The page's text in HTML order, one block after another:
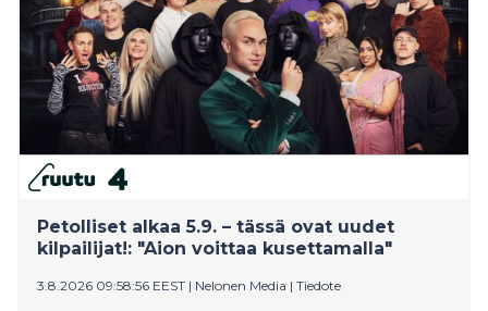
omaehtoinen Sesemann oli modernin ajan taiteen
uudistaja, joka kiinnitti kriitikoiden ja
taideyleisön huomion jo ensimmäisillä
näyttelyillään. Taiteilijan tuotannon
ytimessä ovat hänen lapsuutensa ja evakkomatkansa
Petolliset alkaa 5.9. – tässä ovat uudet
kilpailijat!: "Aion voittaa kusettamalla"
3.8.2026 09:58:56 EEST | Nelonen Media | Tiedote